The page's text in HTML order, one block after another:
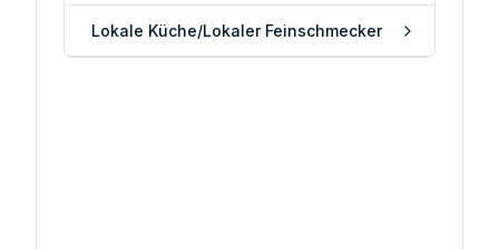
Lokale Küche/Lokaler Feinschmecker